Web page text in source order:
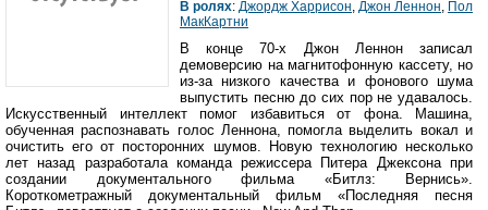
В ролях: Джордж Харрисон, Джон Леннон, Пол
МакКартни
В конце 70-х Джон Леннон записал
демоверсию на магнитофонную кассету, но
из-за низкого качества и фонового шума
выпустить песню до сих пор не удавалось.
Искусственный интеллект помог избавиться от фона. Машина,
обученная распознавать голос Леннона, помогла выделить вокал и
очистить его от посторонних шумов. Новую технологию несколько
лет назад разработала команда режиссера Питера Джексона при
создании документального фильма «Битлз: Вернись».
Короткометражный документальный фильм «Последняя песня